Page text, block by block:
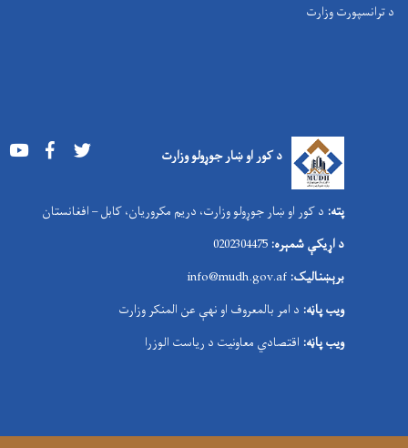
د ترانسپورت وزارت
د کور او ښار جوړولو وزارت Youtube Facebook
پته: د کور او ښار جوړولو وزارت، دریم مکروریان، کابل – افغانستان
د اړیکې شمېره:
برېښنالیک:
info@mudh.gov.af
ویب پاڼه: د امر بالمعروف او نهې عن المنکر وزارت
ویب پاڼه: اقتصادي معاونیت د ریاست الوزرا